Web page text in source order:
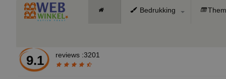
Bedrukking
9.1 reviews :3201